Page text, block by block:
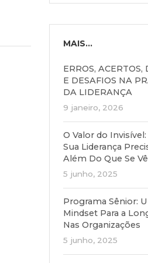
MAIS...
ERROS, ACERTOS,
E DESAFIOS NA
DA LIDERANÇA
9 janeiro, 2026
O Valor do
Sua Liderança
Além Do Que Se Vê
5 junho, 2025
Programa Sênior:
Mindset Para a
Nas Organizações
5 junho, 2025